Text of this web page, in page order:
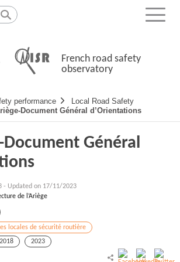
Menu
French road safety
observatory
performance
Local Road Safety
Document Général d’Orientations
Général
- Updated on 17/11/2023
de l’Ariège
locales de sécurité routière
2018 2023